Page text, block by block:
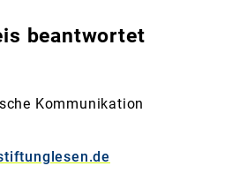
beantwortet
Kommunikation